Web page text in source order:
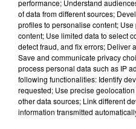
performance; Understand
of data from different sources;
profiles to personalise content;
content; Use limited data to select
detect fraud, and fix errors; Deliver
Save and communicate privacy
process personal data such as IP
following functionalities: Identify
requested; Use precise
other data sources; Link different
information transmitted